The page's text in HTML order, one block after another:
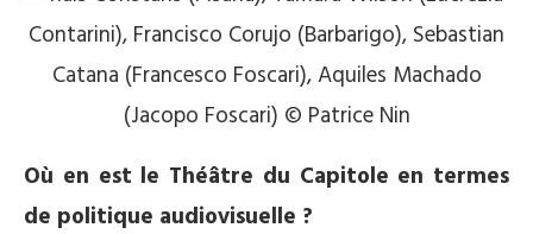
Où en est le Théâtre du Capitole en termes
de politique audiovisuelle ?